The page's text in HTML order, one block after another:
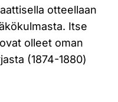
otteellaan
Itse
olleet oman
(1874-1880)